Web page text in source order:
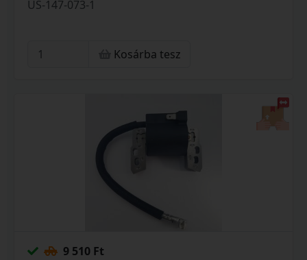
US-147-073-1
Kosárba tesz
9 510 Ft